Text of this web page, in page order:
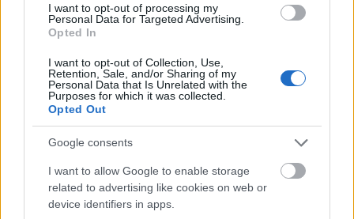
I want to opt-out of processing my
Personal Data for Targeted Advertising.
Opted In
I want to opt-out of Collection, Use,
Retention, Sale, and/or Sharing of my
Personal Data that Is Unrelated with the
Purposes for which it was collected.
Opted Out
Google consents
I want to allow Google to enable storage
related to advertising like cookies on web or
device identifiers in apps.
Hófehér műgyanta (Fun To Do Snow
White) a Wanhao D7 nyomtatóval
B. Bence•2017. április 26.